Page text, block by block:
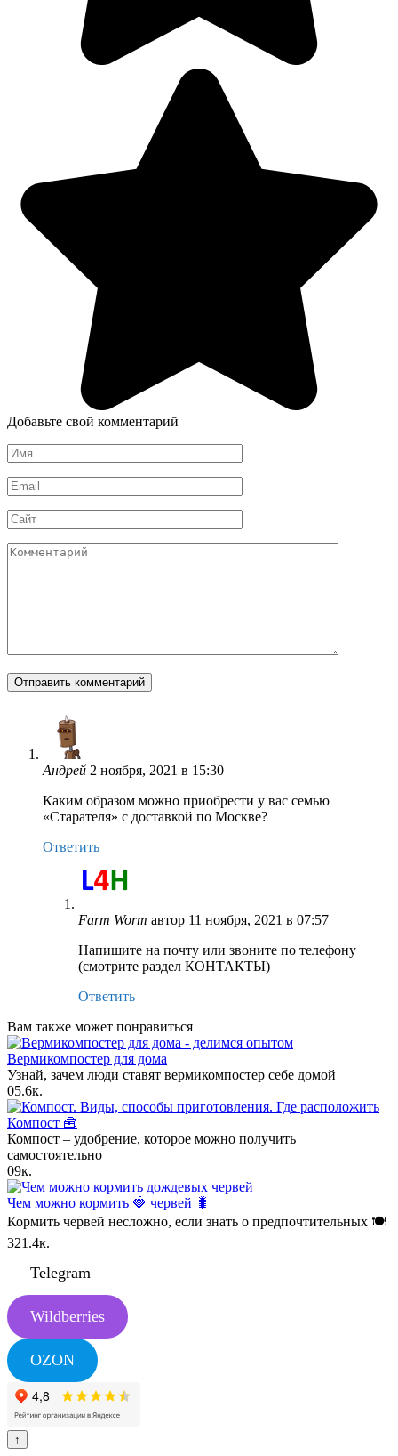
Добавьте свой комментарий
Имя
*
Email
*
Сайт
Комментарий
Андрей 2 ноября, 2021 в 15:30
Каким образом можно приобрести у вас семью
«Старателя» с доставкой по Москве?
Ответить
Farm Worm автор 11 ноября, 2021 в 07:57
Напишите на почту или звоните по телефону
(смотрите раздел КОНТАКТЫ)
Ответить
Вам также может понравиться
Вермикомпостер для дома
Узнай, зачем люди ставят вермикомпостер себе домой
05.6к.
Компост 🧰
Компост – удобрение, которое можно получить
самостоятельно
09к.
Чем можно кормить 🍓 червей 🐛
Кормить червей несложно, если знать о предпочтительных 🍽
321.4к.
Telegram
Wildberries
OZON